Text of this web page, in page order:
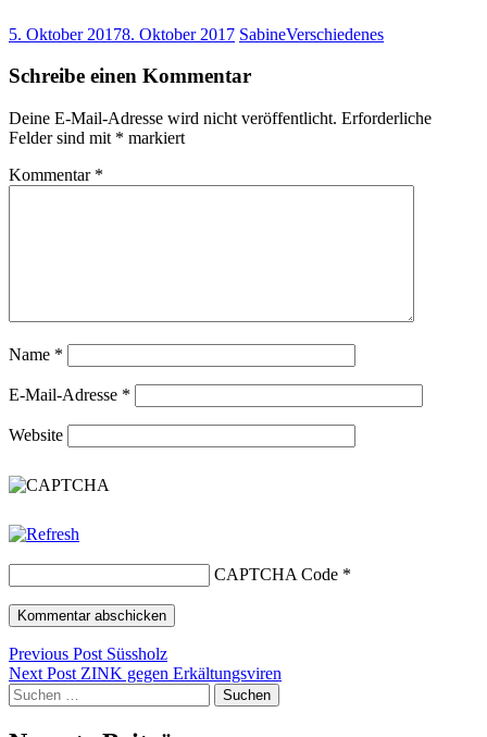
5. Oktober 20178. Oktober 2017 SabineVerschiedenes
Schreibe einen Kommentar
Deine E-Mail-Adresse wird nicht veröffentlicht. Erforderliche
Felder sind mit * markiert
Kommentar *
Name *
E-Mail-Adresse *
Website
CAPTCHA Code *
Beitragsnavigation
Previous Post Süssholz
Next Post ZINK gegen Erkältungsviren
Suchen
nach: